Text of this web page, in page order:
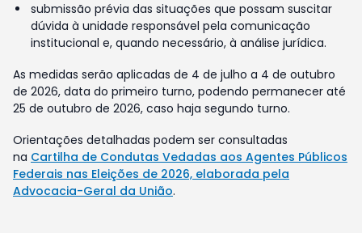
submissão prévia das situações que possam suscitar
dúvida à unidade responsável pela comunicação
institucional e, quando necessário, à análise jurídica.
As medidas serão aplicadas de 4 de julho a 4 de outubro
de 2026, data do primeiro turno, podendo permanecer até
25 de outubro de 2026, caso haja segundo turno.
Orientações detalhadas podem ser consultadas
na Cartilha de Condutas Vedadas aos Agentes Públicos
Federais nas Eleições de 2026, elaborada pela
Advocacia-Geral da União.